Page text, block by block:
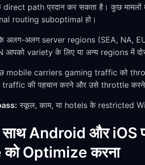
path प्रदान कर सकता है। कुछ मामलों
routing suboptimal हो।
अलग-अलग server regions (SEA, NA,
आपको variety के लिए या अन्य regions में
mobile carriers gaming traffic को
की पहचान करने और उसे throttle करने
स्कूल, काम, या hotels के restricted
Android और iOS
Optimize करना